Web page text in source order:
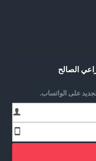
الصالح
على الواتساب.